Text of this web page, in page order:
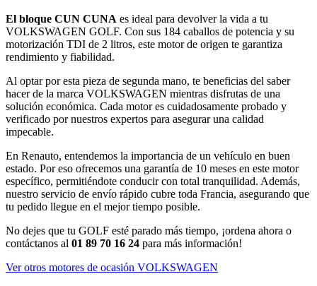
El bloque CUN CUNA es ideal para devolver la vida a tu
VOLKSWAGEN GOLF. Con sus 184 caballos de potencia y su
motorización TDI de 2 litros, este motor de origen te garantiza
rendimiento y fiabilidad.
Al optar por esta pieza de segunda mano, te beneficias del saber
hacer de la marca VOLKSWAGEN mientras disfrutas de una
solución económica. Cada motor es cuidadosamente probado y
verificado por nuestros expertos para asegurar una calidad
impecable.
En Renauto, entendemos la importancia de un vehículo en buen
estado. Por eso ofrecemos una garantía de 10 meses en este motor
específico, permitiéndote conducir con total tranquilidad. Además,
nuestro servicio de envío rápido cubre toda Francia, asegurando que
tu pedido llegue en el mejor tiempo posible.
No dejes que tu GOLF esté parado más tiempo, ¡ordena ahora o
contáctanos al 01 89 70 16 24 para más información!
Ver otros motores de ocasión VOLKSWAGEN